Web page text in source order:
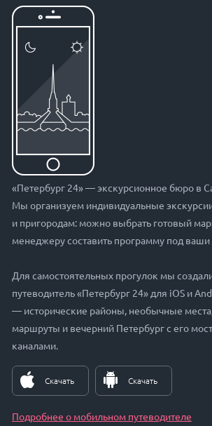
«Петербург 24» — экскурсионное бюро в
Мы организуем индивидуальные
и пригородам: можно выбрать готовый
менеджеру составить программу под
Для самостоятельных прогулок мы
путеводитель «Петербург 24» для iOS и
— исторические районы, необычные
маршруты и вечерний Петербург с его
каналами.
Скачать Скачать
Подробнее о мобильном путеводителе